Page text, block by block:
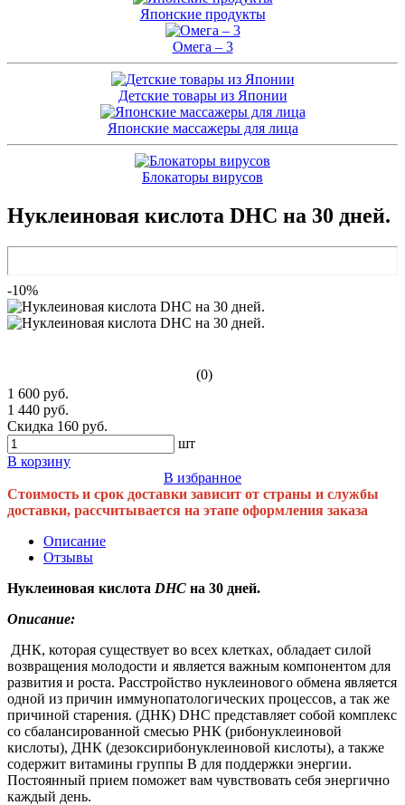
Японские продукты
Омега – 3
Детские товары из Японии
Японские массажеры для лица
Блокаторы вирусов
Нуклеиновая кислота DHC на 30 дней.
-10%
(0)
1 600 руб.
1 440 руб.
Скидка 160 руб.
шт
В корзину
В избранное
Стоимость и срок доставки зависит от страны и службы
доставки, рассчитывается на этапе оформления заказа
Описание
Отзывы
Нуклеиновая кислота DHC на 30 дней.
Описание:
ДНК, которая существует во всех клетках, обладает силой
возвращения молодости и является важным компонентом для
развития и роста. Расстройство нуклеинового обмена является
одной из причин иммунопатологических процессов, а так же
причиной старения. (ДНК) DHC представляет собой комплекс
со сбалансированной смесью РНК (рибонуклеиновой
кислоты), ДНК (дезоксирибонуклеиновой кислоты), а также
содержит витамины группы В для поддержки энергии.
Постоянный прием поможет вам чувствовать себя энергично
каждый день.